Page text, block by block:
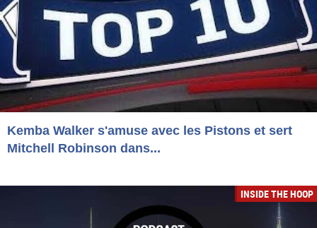
Kemba Walker s'amuse avec les Pistons et sert
Mitchell Robinson dans...
INSIDE THE HOOP